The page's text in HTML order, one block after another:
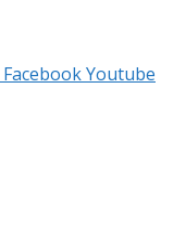
FacebookYoutube